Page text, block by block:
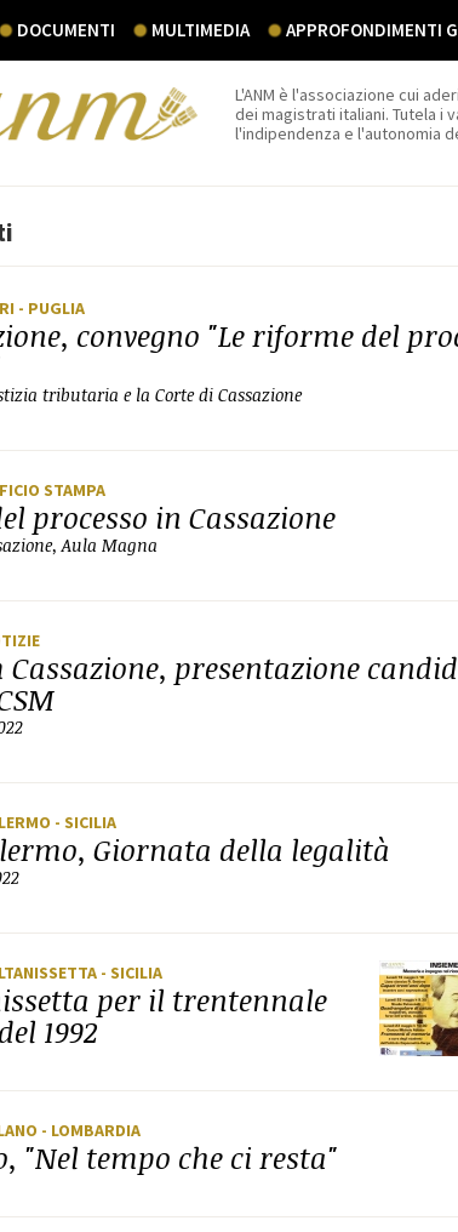
DOCUMENTI MULTIMEDIA APPROFONDIMENTI
L'ANM è l'associazione cui
dei magistrati italiani. Tutela i
l'indipendenza e l'autonomia
- PUGLIA
convegno "Le riforme del
tributaria e la Corte di Cassazione
STAMPA
processo in Cassazione
Aula Magna
presentazione
- SICILIA
Giornata della legalità
- SICILIA
per il trentennale
1992
- LOMBARDIA
"Nel tempo che ci resta"